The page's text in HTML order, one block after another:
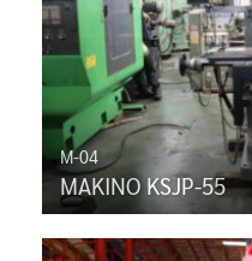
M-04
MAKINO KSJP-55